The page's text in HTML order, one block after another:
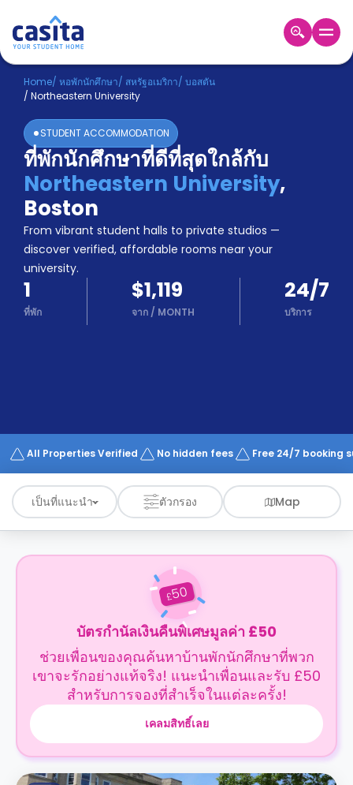
Home TH USD
เข้าสู่
ระบบ
Booking
Accommodation
About
us
Blog
Refer
And
Earn
Become
A
Partner
Help
Works
Home/ หอพักนักศึกษา/ สหรัฐอเมริกา/ บอสตัน
/ Northeastern University
STUDENT ACCOMMODATION
ที่พักนักศึกษาที่ดีที่สุดใกล้กับ
Northeastern University,
Boston
From vibrant student halls to private studios —
discover verified, affordable rooms near your
university.
1
ที่พัก
$1,119
จาก / MONTH
24/7
บริการ
All Properties Verified No hidden fees Free 24/7 booking
เป็นที่แนะนำ ตัวกรอง Map
£50
บัตรกำนัลเงินคืนพิเศษมูลค่า £50
ช่วยเพื่อนของคุณค้นหาบ้านพักนักศึกษาที่พวก
เขาจะรักอย่างแท้จริง! แนะนำเพื่อนและรับ £50
สำหรับการจองที่สำเร็จในแต่ละครั้ง!
เคลมสิทธิ์เลย